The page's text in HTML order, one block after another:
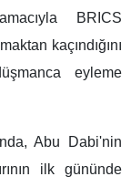
BRICS
kaçındığını
eyleme
Abu Dabi'nin
ilk gününde